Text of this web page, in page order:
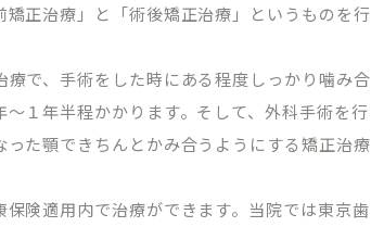
正治療」と「術後矯正治療」というものを行
療で、手術をした時にある程度しっかり噛み合
１年半程かかります。そして、外科手術を行
た顎できちんとかみ合うようにする矯正治療
険適用内で治療ができます。当院では東京歯